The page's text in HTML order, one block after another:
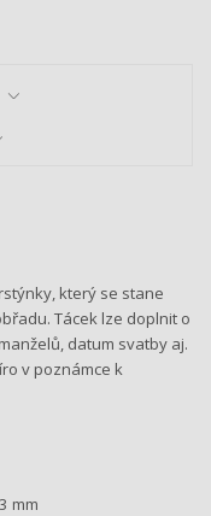
který se stane
Tácek lze doplnit o
datum svatby aj.
v poznámce k
mm